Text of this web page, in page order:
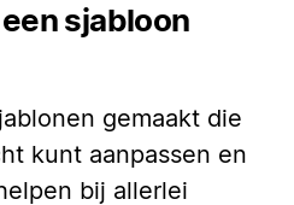
sjabloon
gemaakt die
kunt aanpassen en
bij allerlei